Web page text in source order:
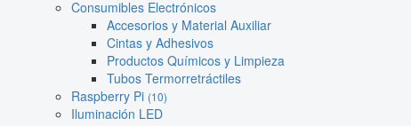
Consumibles Electrónicos
Accesorios y Material Auxiliar
Cintas y Adhesivos
Productos Químicos y Limpieza
Tubos Termorretráctiles
Raspberry Pi (10)
Iluminación LED